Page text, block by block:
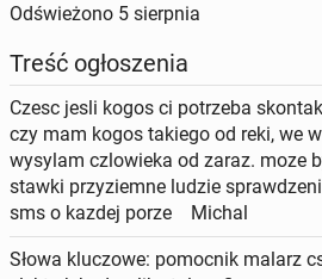
Odświeżono 5 sierpnia
Treść ogłoszenia
Czesc jesli kogos ci potrzeba
czy mam kogos takiego od reki, we
wysylam czlowieka od zaraz. moze
stawki przyziemne ludzie
sms o kazdej porze Michal
Słowa kluczowe: pomocnik malarz